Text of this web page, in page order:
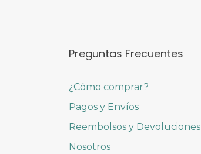
Preguntas Frecuentes
¿Cómo comprar?
Pagos y Envíos
Reembolsos y Devoluciones
Nosotros